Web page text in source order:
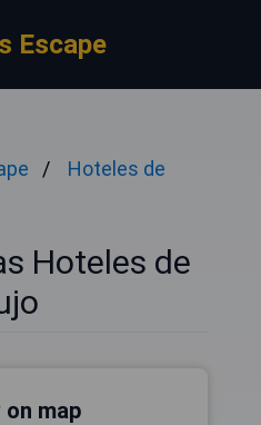
Escape
Hoteles de
Hoteles de
on map